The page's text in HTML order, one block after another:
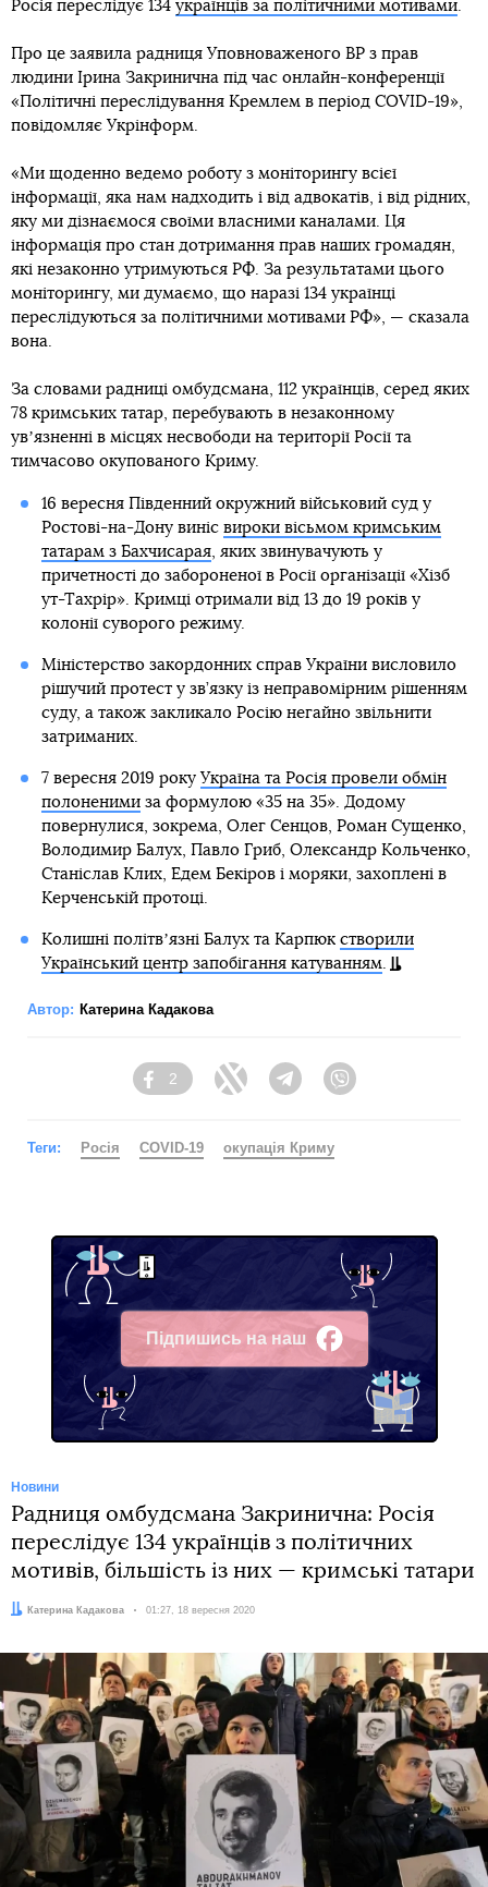
Росія переслідує 134 українців за політичними мотивами.
Про це заявила радниця Уповноваженого ВР з прав
людини Ірина Закринична під час онлайн-конференції
«Політичні переслідування Кремлем в період COVID-19»,
повідомляє Укрінформ.
«Ми щоденно ведемо роботу з моніторингу всієї
інформації, яка нам надходить і від адвокатів, і від рідних,
яку ми дізнаємося своїми власними каналами. Ця
інформація про стан дотримання прав наших громадян,
які незаконно утримуються РФ. За результатами цього
моніторингу, ми думаємо, що наразі 134 українці
переслідуються за політичними мотивами РФ», — сказала
вона.
За словами радниці омбудсмана, 112 українців, серед яких
78 кримських татар, перебувають в незаконному
увʼязненні в місцях несвободи на території Росії та
тимчасово окупованого Криму.
16 вересня Південний окружний військовий суд у
Ростові-на-Дону виніс вироки вісьмом кримським
татарам з Бахчисарая, яких звинувачують у
причетності до забороненої в Росії організації «Хізб
ут-Тахрір». Кримці отримали від 13 до 19 років у
колонії суворого режиму.
Міністерство закордонних справ України висловило
рішучий протест у зв’язку із неправомірним рішенням
суду, а також закликало Росію негайно звільнити
затриманих.
7 вересня 2019 року Україна та Росія провели обмін
полоненимиза формулою «35 на 35». Додому
повернулися, зокрема, Олег Сенцов, Роман Сущенко,
Володимир Балух, Павло Гриб, Олександр Кольченко,
Станіслав Клих, Едем Бекіров і моряки, захоплені в
Керченській протоці.
Колишні політвʼязні Балух та Карпюк створили
Український центр запобігання катуванням.
Автор: Катерина Кадакова
Facebook
2
Twitter TelegramViber
Теги: Росія COVID-19 окупація Криму
Підпишись на наш
Facebook
Новини
Радниця омбудсмана Закринична: Росія
переслідує 134 українців з політичних
мотивів, більшість із них — кримські татари
Автор:Катерина Кадакова Дата:
01:27, 18 вересня 2020